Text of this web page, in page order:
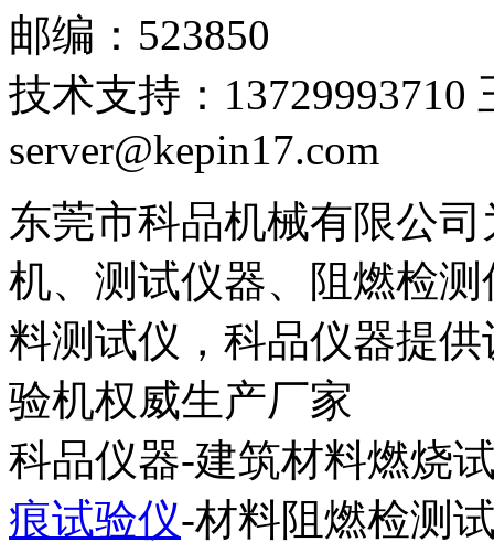
邮编：523850
技术支持：13729993710
server@kepin17.com
东莞市科品机械有限公
机、测试仪器、阻燃检
料测试仪，科品仪器提
验机权威生产厂家
科品仪器-建筑材料燃烧
痕试验仪-材料阻燃检测